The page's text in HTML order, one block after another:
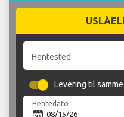
Hentested
Levering til
Hentedato